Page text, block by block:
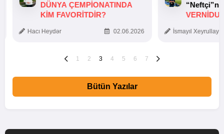
DÜNYA ÇEMPIONATINDA
KIM FAVORITDIR?
Hacı Heydər 02.06.2026 İsmayıl
1 2 3 4 5 6 7
Bütün Yazılar